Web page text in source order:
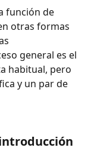
función de
otras formas
general es el
habitual, pero
y un par de